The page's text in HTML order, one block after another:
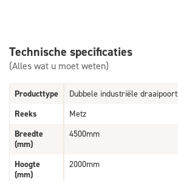
Technische specificaties
(Alles wat u moet weten)
Producttype
Dubbele industriële draaipoort
Reeks
Metz
Breedte
(mm)
4500mm
Hoogte
(mm)
2000mm